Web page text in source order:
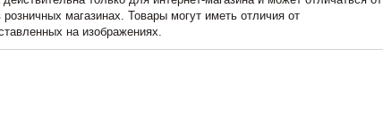
розничных магазинах. Товары могут иметь отличия от
на изображениях.